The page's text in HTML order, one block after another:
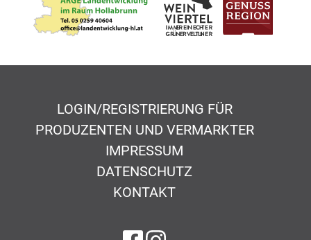
LOGIN/REGISTRIERUNG FÜR
PRODUZENTEN UND VERMARKTER
IMPRESSUM
DATENSCHUTZ
KONTAKT